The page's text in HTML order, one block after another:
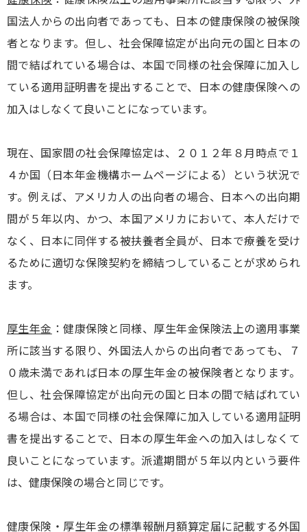
国法人からの出向者であっても、日本の健康保険の被保険
者となります。但し、社会保障協定が出向元の国と日本の
間で結ばれている場合は、本国で同様の社会保障に加入し
ている適用証明書を提出することで、日本の健康保険への
加入はしなくて良いことになっています。
現在、国家間の社会保障協定は、２０１２年８月時点で１
４か国（日本年金機構ホームページによる）という状況で
す。例えば、アメリカ人の出向者の場合、日本への出向期
間が５年以内、かつ、本国アメリカにおいて、本人だけで
なく、日本に同伴する被扶養者全員が、日本で療養を受け
るために適切な保険契約を締結つしていることが求められ
ます。
厚生年金 ：健康保険と同様、厚生年金保険法上の適用事業
所に該当する限り、外国法人からの出向者であっても、７
０歳未満であれば日本の厚生年金の被保険者となります。
但し、社会保障協定が出向元の国と日本の間で結ばれてい
る場合は、本国で同様の社会保障に加入している適用証明
書を提出することで、日本の厚生年金への加入はしなくて
良いことになっています。派遣期間が５年以内という要件
は、健康保険の場合と同じです。
健康保険・厚生年金の標準報酬月額算定届に記載する外国